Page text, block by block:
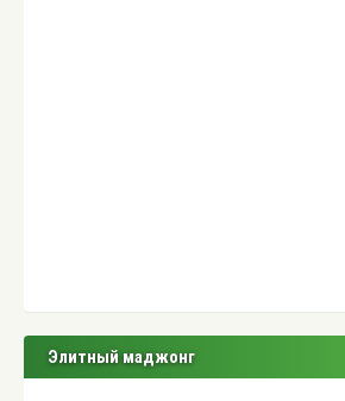
Элитный маджонг